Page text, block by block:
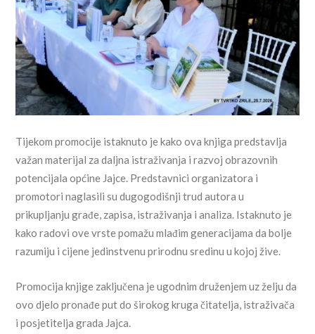
Tijekom promocije istaknuto je kako ova knjiga predstavlja
važan materijal za daljna istraživanja i razvoj obrazovnih
potencijala općine Jajce. Predstavnici organizatora i
promotori naglasili su dugogodišnji trud autora u
prikupljanju građe, zapisa, istraživanja i analiza. Istaknuto je
kako radovi ove vrste pomažu mlađim generacijama da bolje
razumiju i cijene jedinstvenu prirodnu sredinu u kojoj žive.
Promocija knjige zaključena je ugodnim druženjem uz želju da
ovo djelo pronađe put do širokog kruga čitatelja, istraživača
i posjetitelja grada Jajca.